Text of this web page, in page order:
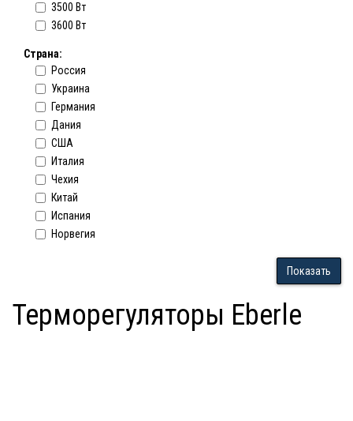
3500 Вт
3600 Вт
Страна:
Россия
Украина
Германия
Дания
США
Италия
Чехия
Китай
Испания
Норвегия
Показать
Терморегуляторы Eberle